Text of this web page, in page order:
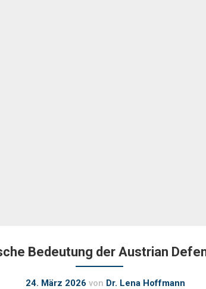
Bedeutung der Austrian
24. März 2026 von Dr. Lena Hoffmann